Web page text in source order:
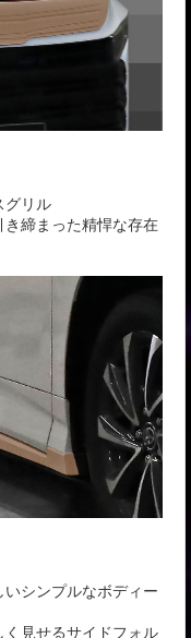
グリル
締まった精悍な存在
シンプルなボディー
見せるサイドフォル